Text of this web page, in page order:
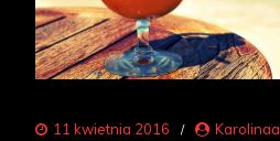
11 kwietnia 2016 Karolinaa